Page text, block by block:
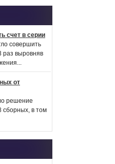
счет в серии
совершить
раз выровняв
от
решение
сборных, в том